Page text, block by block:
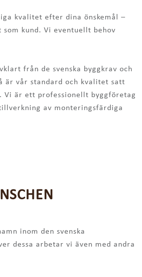
kvalitet efter dina önskemål –
kund. Vi eventuellt behov
från de svenska byggkrav och
är vår standard och kvalitet satt
. Vi är ett professionellt byggföretag
av monteringsfärdiga
inom den svenska
dessa arbetar vi även med andra